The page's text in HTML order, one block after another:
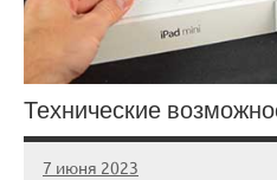
Технические
7 июня 2023